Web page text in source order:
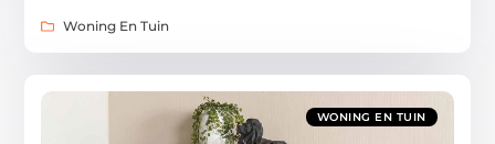
Woning En Tuin
WONING EN TUIN